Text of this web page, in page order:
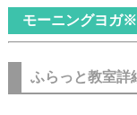
モーニングヨガ
ふらっと教室詳